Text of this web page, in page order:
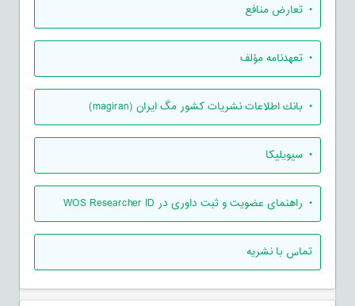
• تعارض منافع
• تعهدنامه مؤلف
• بانك اطلاعات نشريات كشور مگ ايران (magiran)
• سیویلیکا
• راهنمای عضویت و ثبت داوری در WOS Researcher ID
تماس با نشریه